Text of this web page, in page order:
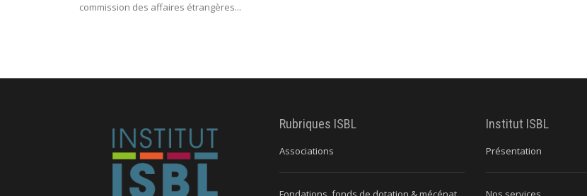
commission des affaires étrangères...
Rubriques ISBL
Associations
Institut ISBL
Présentation